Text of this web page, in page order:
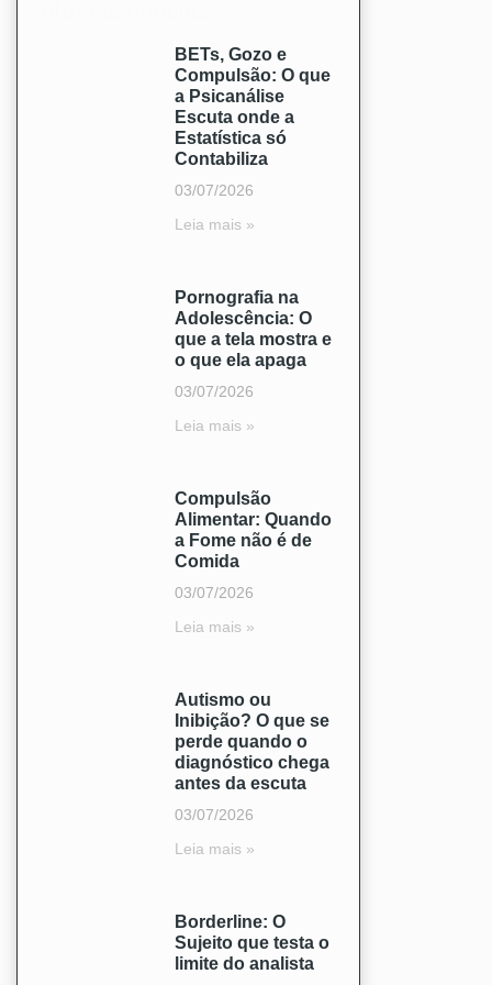
BETs, Gozo e
Compulsão: O que
a Psicanálise
Escuta onde a
Estatística só
Contabiliza
03/07/2026
Leia mais »
Pornografia na
Adolescência: O
que a tela mostra e
o que ela apaga
03/07/2026
Leia mais »
Compulsão
Alimentar: Quando
a Fome não é de
Comida
03/07/2026
Leia mais »
Autismo ou
Inibição? O que se
perde quando o
diagnóstico chega
antes da escuta
03/07/2026
Leia mais »
Borderline: O
Sujeito que testa o
limite do analista